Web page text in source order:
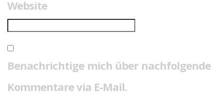
Website
Benachrichtige mich über nachfolgende
Kommentare via E-Mail.